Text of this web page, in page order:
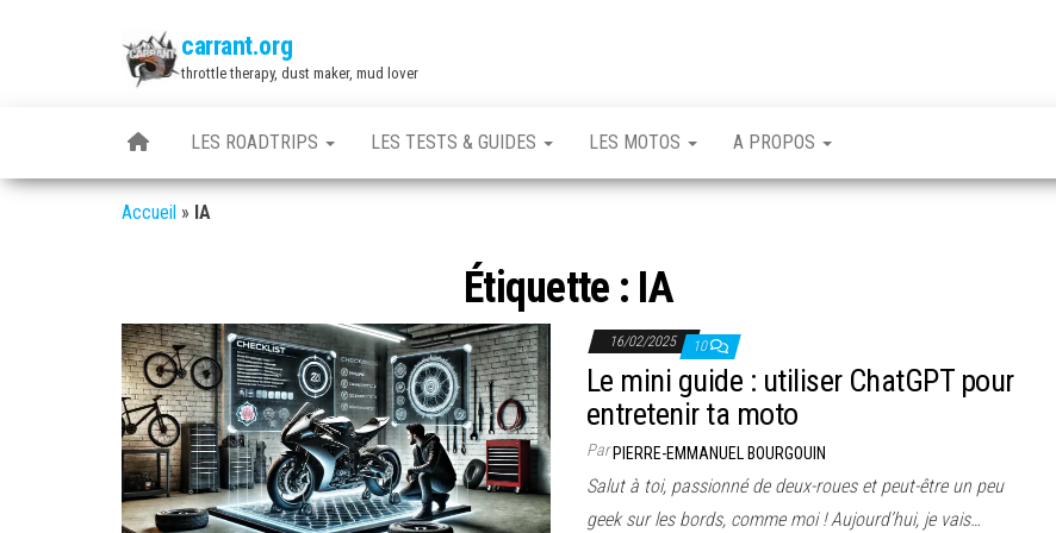
carrant.org
throttle therapy, dust maker, mud lover
LES ROADTRIPS LES TESTS & GUIDES LES MOTOS A PROPOS
Accueil » IA
Étiquette : IA
16/02/2025 10
Le mini guide : utiliser ChatGPT pour
entretenir ta moto
ParPIERRE-EMMANUEL BOURGOUIN
Salut à toi, passionné de deux-roues et peut-être un peu
geek sur les bords, comme moi ! Aujourd’hui, je vais…